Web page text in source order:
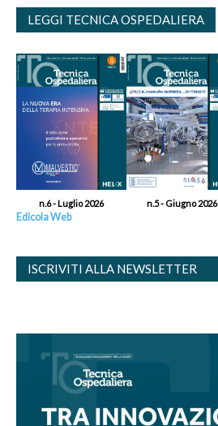
LEGGI TECNICA OSPEDALIERA
n.6 - Luglio 2026 n.5 - Giugno 2026
Edicola Web
ISCRIVITI ALLA NEWSLETTER